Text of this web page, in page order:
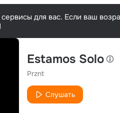
для вас. Если ваш
Estamos Solo
Prznt
Слушать